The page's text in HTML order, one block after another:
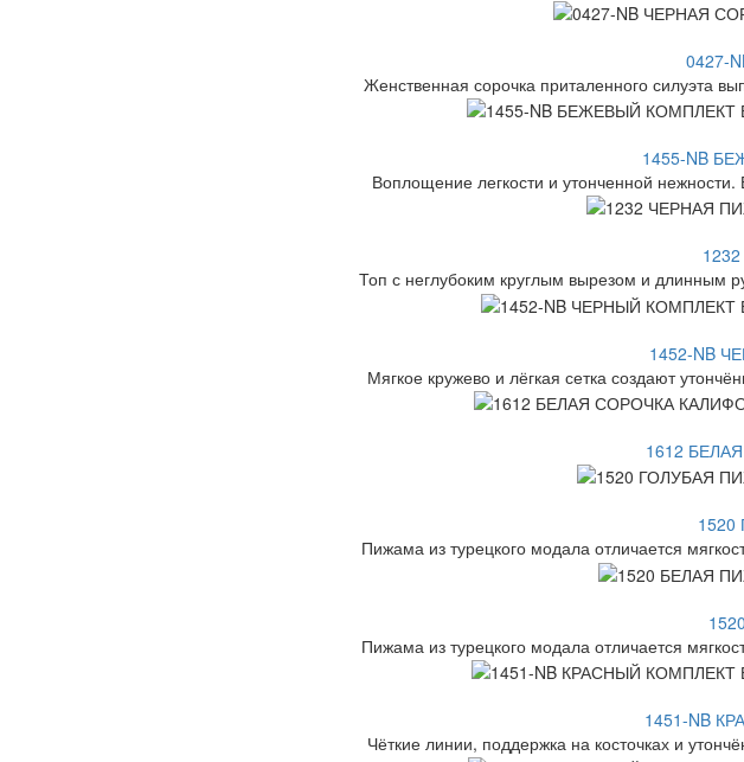
0427-
Женственная сорочка приталенного силуэта
1455-NB
Воплощение легкости и утонченной
Топ с неглубоким круглым вырезом и длинным
1452-NB
Мягкое кружево и лёгкая сетка создают
1612
Пижама из турецкого модала отличается
Пижама из турецкого модала отличается
1451-NB
Чёткие линии, поддержка на косточках и